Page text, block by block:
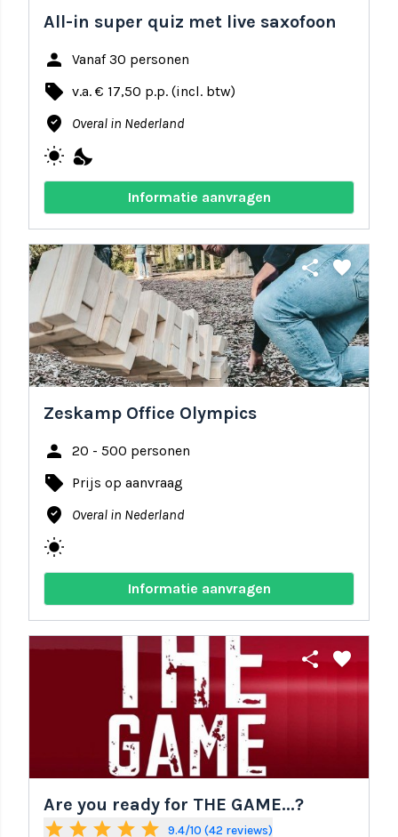
All-in super quiz met live saxofoon
person Vanaf 30 personen
local_offer v.a. € 17,50 p.p. (incl. btw)
where_to_vote Overal in Nederland
wb_sunny nights_stay
Informatie aanvragen
share favorite
Zeskamp Office Olympics
person 20 - 500 personen
local_offer Prijs op aanvraag
where_to_vote Overal in Nederland
wb_sunny
Informatie aanvragen
share favorite
Are you ready for THE GAME...?
star star star star star 9.4/10 (42 reviews)